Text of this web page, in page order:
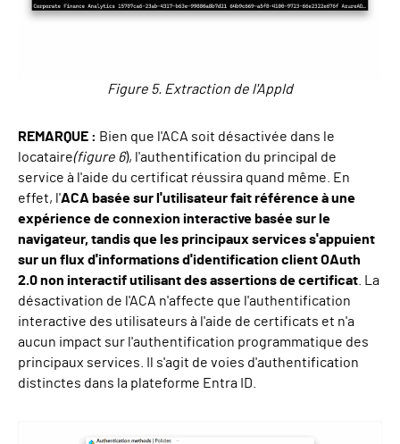
Figure 5. Extraction de l'AppId
REMARQUE : Bien que l'ACA soit désactivée dans le
locataire(figure 6), l'authentification du principal de
service à l'aide du certificat réussira quand même. En
effet, l'ACA basée sur l'utilisateur fait référence à une
expérience de connexion interactive basée sur le
navigateur, tandis que les principaux services s'appuient
sur un flux d'informations d'identification client OAuth
2.0 non interactif utilisant des assertions de certificat . La
désactivation de l'ACA n'affecte que l'authentification
interactive des utilisateurs à l'aide de certificats et n'a
aucun impact sur l'authentification programmatique des
principaux services. Il s'agit de voies d'authentification
distinctes dans la plateforme Entra ID.